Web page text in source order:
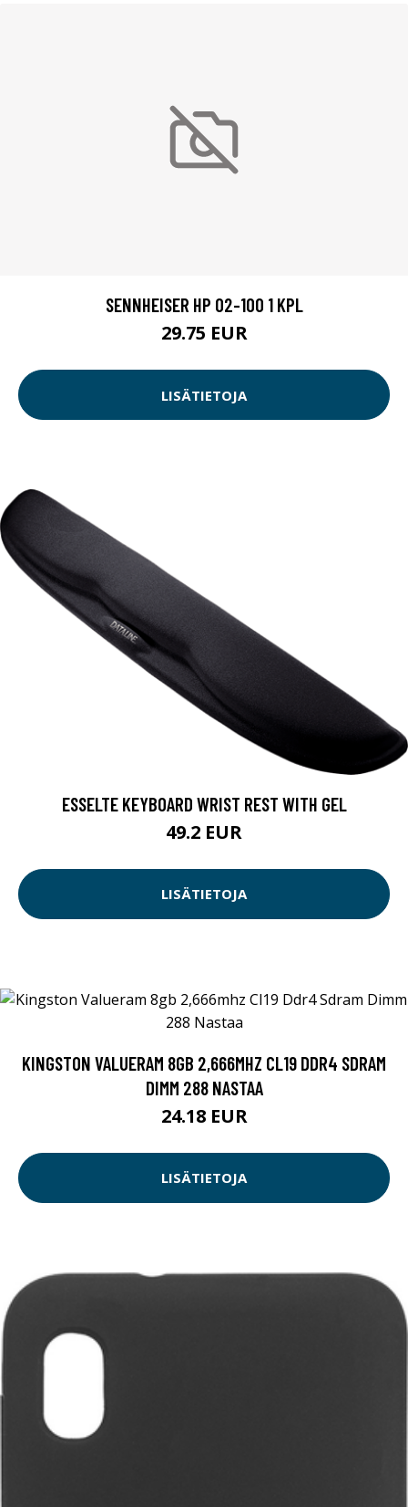
SENNHEISER HP 02-100 1 KPL
29.75 EUR
LISÄTIETOJA
ESSELTE KEYBOARD WRIST REST WITH GEL
49.2 EUR
LISÄTIETOJA
KINGSTON VALUERAM 8GB 2,666MHZ CL19 DDR4 SDRAM
DIMM 288 NASTAA
24.18 EUR
LISÄTIETOJA